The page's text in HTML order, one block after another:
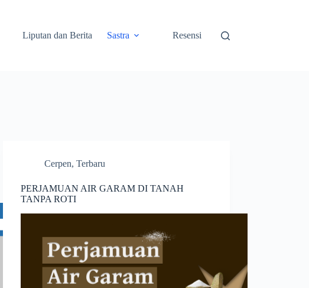
Liputan dan Berita Sastra Resensi
Cerpen,Terbaru
PERJAMUAN AIR GARAM DI TANAH
TANPA ROTI